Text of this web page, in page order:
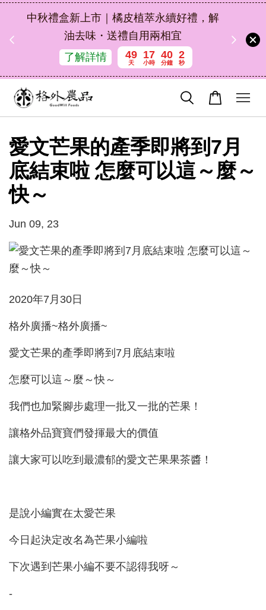
中秋禮盒新上市｜橘皮植萃永續好禮，解
油去味・送禮自用兩相宜
了解詳情
49
天
17
小時
40
分鐘
2
秒
愛文芒果的產季即將到7月
底結束啦 怎麼可以這～麼～
快～
Jun 09, 23
2020年7月30日
格外廣播~格外廣播~
愛文芒果的產季即將到7月底結束啦
怎麼可以這～麼～快～
我們也加緊腳步處理一批又一批的芒果！
讓格外品寶寶們發揮最大的價值
讓大家可以吃到最濃郁的愛文芒果果茶醬！
是說小編實在太愛芒果
今日起決定改名為芒果小編啦
下次遇到芒果小編不要不認得我呀～
-